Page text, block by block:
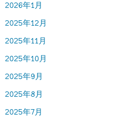
2026年1月
2025年12月
2025年11月
2025年10月
2025年9月
2025年8月
2025年7月